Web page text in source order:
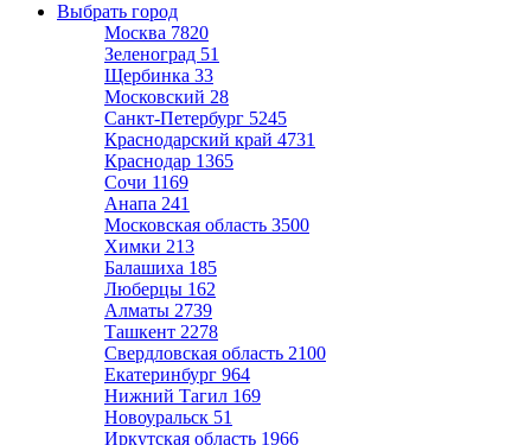
Выбрать город
Москва 7820
Зеленоград 51
Щербинка 33
Московский 28
Санкт-Петербург 5245
Краснодарский край 4731
Краснодар 1365
Сочи 1169
Анапа 241
Московская область 3500
Химки 213
Балашиха 185
Люберцы 162
Алматы 2739
Ташкент 2278
Свердловская область 2100
Екатеринбург 964
Нижний Тагил 169
Новоуральск 51
Иркутская область 1966